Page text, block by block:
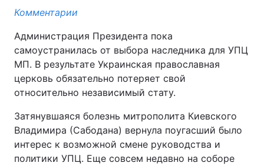
Комментарии
Администрация Президента пока
самоустранилась от выбора наследника для УПЦ
МП. В результате Украинская православная
церковь обязательно потеряет свой
относительно независимый стату.
Затянувшаяся болезнь митрополита Киевского
Владимира (Сабодана) вернула поугасший было
интерес к возможной смене руководства и
политики УПЦ. Еще совсем недавно на соборе